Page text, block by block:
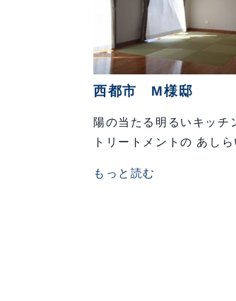
西都市 M様邸
陽の当たる明るいキッチ
トリートメントの あしら
もっと読む